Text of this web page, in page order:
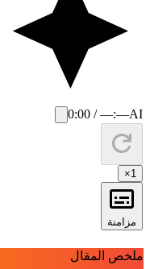
AI
0:00 / —:—
×
مزامنة
ملخص المقال